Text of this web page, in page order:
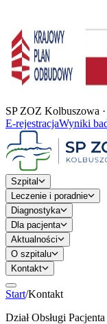
SP ZOZ Kolbuszowa
E-rejestracjaWyniki
Szpital
Leczenie i poradnie
Diagnostyka
Dla pacjenta
Aktualności
O szpitalu
Kontakt
Start/Kontakt
Dział Obsługi Pacjenta